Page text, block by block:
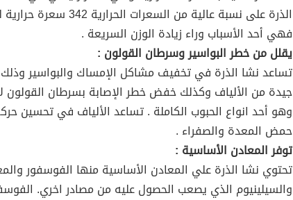
فهي أحد الأسباب وراء زيادة الوزن السريعة .
يقلل من خطر البواسير وسرطان القولون :
تساعد نشا الذرة في تخفيف مشاكل الإمساك والبواسير
جيدة من الألياف وكذلك خفض خطر الإصابة بسرطان القولون
وهو أحد انواع الحبوب الكاملة . تساعد الألياف في تحسين
حمض المعدة والصفراء .
توفر المعادن الأساسية :
تحتوي نشا الذرة علي المعادن الأساسية منها الفوسفور
والسيلينيوم الذي يصعب الحصول عليه من مصادر اخري.